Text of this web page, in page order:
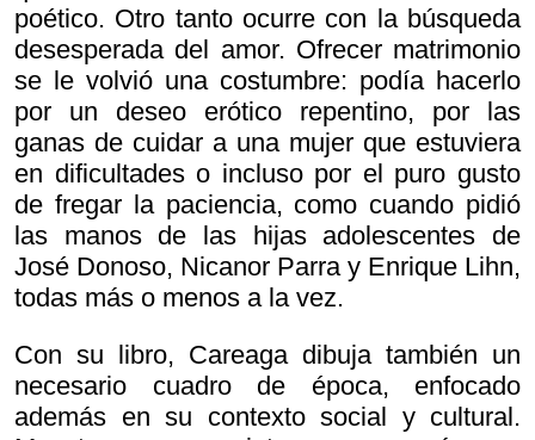
poético. Otro tanto ocurre con la búsqueda
desesperada del amor. Ofrecer matrimonio
se le volvió una costumbre: podía hacerlo
por un deseo erótico repentino, por las
ganas de cuidar a una mujer que estuviera
en dificultades o incluso por el puro gusto
de fregar la paciencia, como cuando pidió
las manos de las hijas adolescentes de
José Donoso, Nicanor Parra y Enrique Lihn,
todas más o menos a la vez.
Con su libro, Careaga dibuja también un
necesario cuadro de época, enfocado
además en su contexto social y cultural.